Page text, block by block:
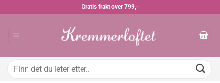
Gratis frakt over 799,-
Søk